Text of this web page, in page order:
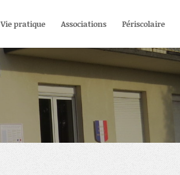
Vie pratique Associations Périscolaire